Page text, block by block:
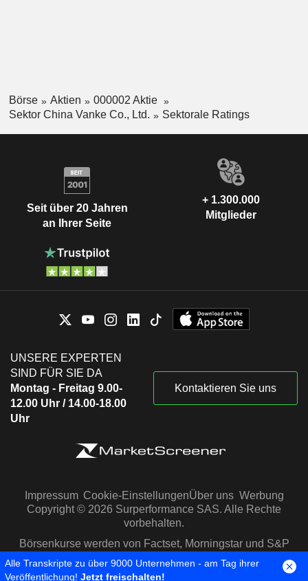
Börse Aktien
000002 Aktie
Sektor China Vanke Co., Ltd.
Sektorale Ratings
Seit über 20 Jahren
an Ihrer Seite
+ 1.300.000
Mitglieder
UNSERE EXPERTEN
SIND FÜR SIE DA
Montag - Freitag 9.00-
12.00 Uhr / 14.00-18.00
Uhr
Kontaktieren Sie uns
Impressum Cookie-EinstellungenÜber uns Werbung
Copyright © 2026 Surperformance SAS. Alle Rechte
vorbehalten.
Börsenkurse werden von Factset, Morningstar und S&P
Capital IQ zur Verfügung gestellt
Alle Transkripte zu über 9000 Unternehmen - am Tag ihrer
Veröffentlichung! Jetzt freischalten!